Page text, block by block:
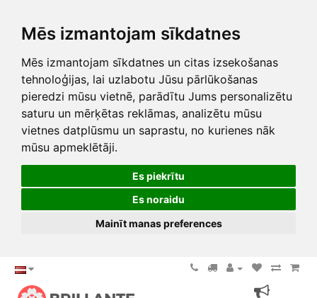
Mēs izmantojam sīkdatnes
Mēs izmantojam sīkdatnes un citas izsekošanas
tehnoloģijas, lai uzlabotu Jūsu pārlūkošanas
pieredzi mūsu vietnē, parādītu Jums personalizētu
saturu un mērķētas reklāmas, analizētu mūsu
vietnes datplūsmu un saprastu, no kurienes nāk
mūsu apmeklētāji.
Es piekrītu
Es noraidu
Mainīt manas preferences